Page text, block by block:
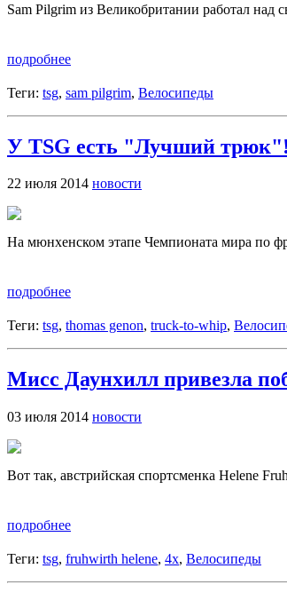
Sam Pilgrim из Великобритании работал над
подробнее
Теги: tsg, sam pilgrim, Велосипеды
У TSG есть "Лучший трюк"!
22 июля 2014 новости
На мюнхенском этапе Чемпионата мира по
подробнее
Теги: tsg, thomas genon, truck-to-whip,
Мисс Даунхилл привезла
03 июля 2014 новости
Вот так, австрийская спортсменка Helene
подробнее
Теги: tsg, fruhwirth helene, 4x, Велосипеды